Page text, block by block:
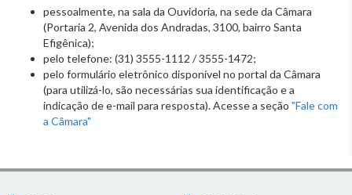
pessoalmente, na sala da Ouvidoria, na sede da Câmara
(Portaria 2, Avenida dos Andradas, 3100, bairro Santa
Efigênica);
pelo telefone: (31) 3555-1112 / 3555-1472;
pelo formulário eletrônico disponível no portal da Câmara
(para utilizá-lo, são necessárias sua identificação e a
indicação de e-mail para resposta). Acesse a seção "Fale com
a Câmara"